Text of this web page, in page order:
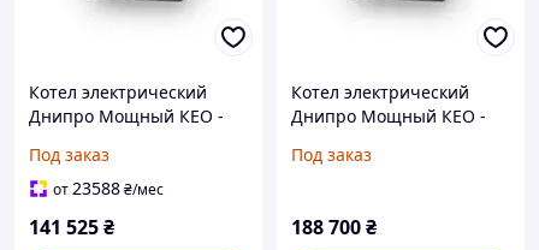
Котел электрический
Днипро Мощный КЕО -
Под заказ
от23588₴/мес
141 525₴
Котел электрический
Днипро Мощный КЕО -
Под заказ
188 700₴